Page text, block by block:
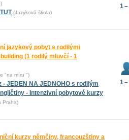
(Jazyková škola)
1
jazykový pobyt s rodilými
(1 rodilý mluvčí - 1
"na míru ")
- JEDEN NA JEDNOHO s rodilým
- Intenzivní pobytové kurzy
Praha)
1
kurzy němčiny, francouzštiny a